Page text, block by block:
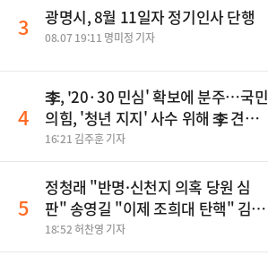
3 광명시, 8월 11일자 정기인사 단행
08.07 19:11 명미정 기자
4
李, '20·30 민심' 확보에 분주…국민
의힘, '청년 지지' 사수 위해 李 견제
사활
16:21 김주훈 기자
5
정청래 "반명·신천지 의혹 당원 심
판" 송영길 "이제 조희대 탄핵" 김민
석 "대체불가 민주당"
18:52 허찬영 기자